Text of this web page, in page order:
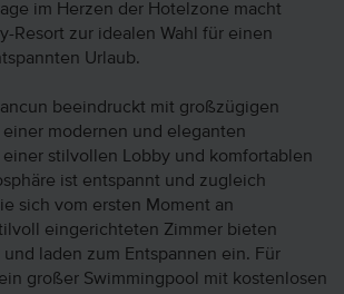
im Herzen der Hotelzone macht
Resort zur idealen Wahl für einen
Urlaub.
beeindruckt mit großzügigen
modernen und eleganten
stilvollen Lobby und komfortablen
ist entspannt und zugleich
sich vom ersten Moment an
eingerichteten Zimmer bieten
laden zum Entspannen ein. Für
großer Swimmingpool mit kostenlosen